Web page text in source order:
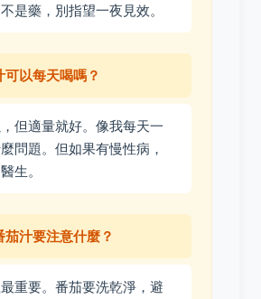
是藥，別指望一夜見效。
可以每天喝嗎？
但適量就好。像我每天一
問題。但如果有慢性病，
生。
茄汁要注意什麼？
重要。番茄要洗乾淨，避